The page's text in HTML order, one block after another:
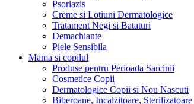
Psoriazis
Creme si Lotiuni Dermatologice
Tratament Negi si Bataturi
Demachiante
Piele Sensibila
Mama si copilul
Produse pentru Perioada Sarcinii
Cosmetice Copii
Dermatologice Copii si Nou Nascuti
Biberoane, Incalzitoare, Sterilizatoare